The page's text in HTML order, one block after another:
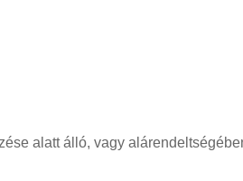
alatt álló, vagy